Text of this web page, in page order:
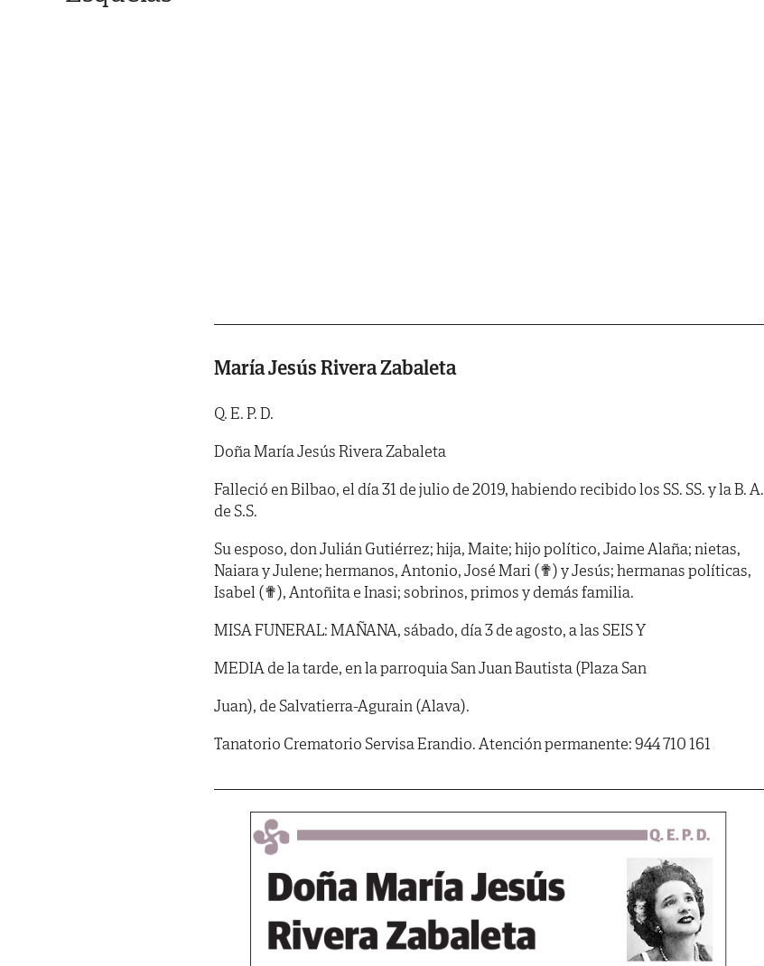
María Jesús Rivera Zabaleta
Q. E. P. D.
Doña María Jesús Rivera Zabaleta
Falleció en Bilbao, el día 31 de julio de 2019, habiendo recibido los SS. SS. y la B. A.
de S.S.
Su esposo, don Julián Gutiérrez; hija, Maite; hijo político, Jaime Alaña; nietas,
Naiara y Julene; hermanos, Antonio, José Mari (✟) y Jesús; hermanas políticas,
Isabel (✟), Antoñita e Inasi; sobrinos, primos y demás familia.
MISA FUNERAL: MAÑANA, sábado, día 3 de agosto, a las SEIS Y
MEDIA de la tarde, en la parroquia San Juan Bautista (Plaza San
Juan), de Salvatierra-Agurain (Alava).
Tanatorio Crematorio Servisa Erandio. Atención permanente: 944 710 161